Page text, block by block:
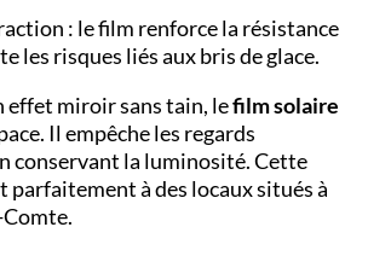
: le film renforce la résistance
les risques liés aux bris de glace.
effet miroir sans tain, lefilm solaire
Il empêche les regards
conservant la luminosité. Cette
à des locaux situés à
.